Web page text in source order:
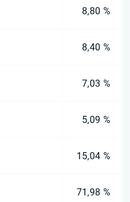
8,80 %
8,40 %
7,03 %
5,09 %
15,04 %
71,98 %